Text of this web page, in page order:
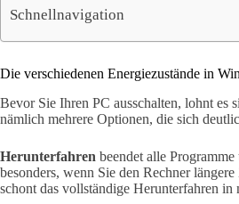
Schnellnavigation
Die verschiedenen Energiezustände in
Bevor Sie Ihren PC ausschalten, lohnt es
nämlich mehrere Optionen, die sich
Herunterfahren beendet alle
besonders, wenn Sie den Rechner
schont das vollständige Herunterfahren